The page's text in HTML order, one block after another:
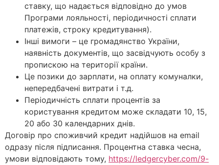
ставку, що надається відповідно до умов
Програми лояльності, періодичності сплати
платежів, строку кредитування).
Інші вимоги – це громадянство України,
наявність документів, що засвідчують особу з
пропискою на території країни.
Це позики до зарплати, на оплату комуналки,
непередбачені витрати і т.д.
Періодичність сплати процентів за
користування кредитом може складати 10, 15,
20 або 30 календарних днів.
Договір про споживчий кредит надійшов на email
одразу після підписання. Процентна ставка чесна,
умови відповідають тому, https://ledgercyber.com/9-